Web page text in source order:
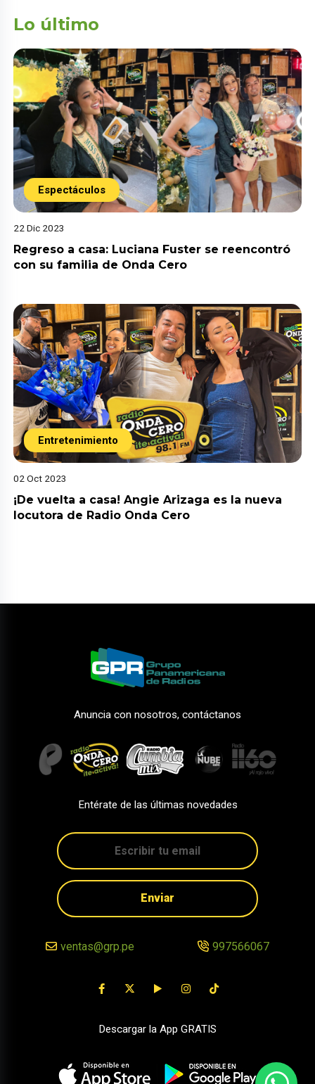
Lo último
Espectáculos
22 Dic 2023
Regreso a casa: Luciana Fuster se reencontró
con su familia de Onda Cero
Entretenimiento
02 Oct 2023
¡De vuelta a casa! Angie Arizaga es la nueva
locutora de Radio Onda Cero
Anuncia con nosotros, contáctanos
Entérate de las últimas novedades
Enviar
ventas@grp.pe 997566067
Descargar la App GRATIS